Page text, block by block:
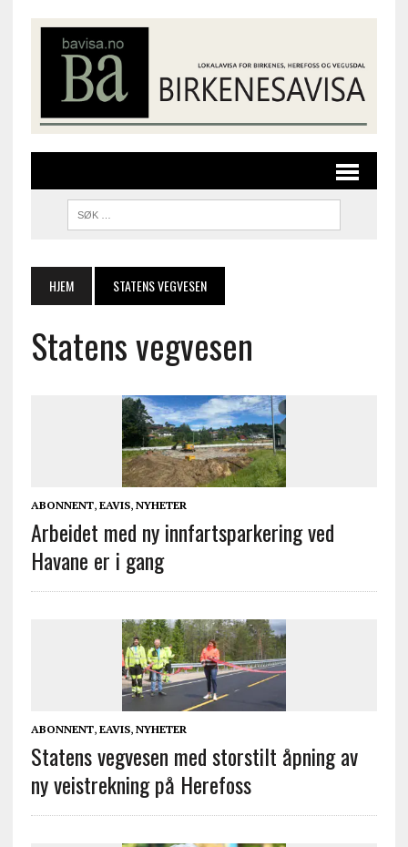
HJEM STATENS VEGVESEN
Statens vegvesen
ABONNENT, EAVIS, NYHETER
Arbeidet med ny innfartsparkering ved
Havane er i gang
ABONNENT, EAVIS, NYHETER
Statens vegvesen med storstilt åpning av
ny veistrekning på Herefoss